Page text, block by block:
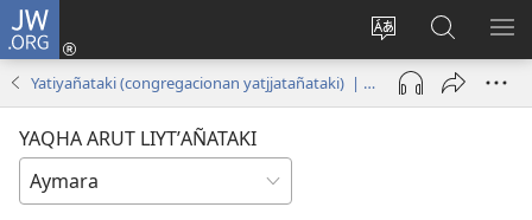
JW.ORG
Change
site
language
Cuentamar
mantañataki
(opens
new
JW.ORG:
Yatiyañataki (congregacionan yatjjatañataki) | Abril de 2022
YAQHA ARUT LIYTʼAÑATAKI